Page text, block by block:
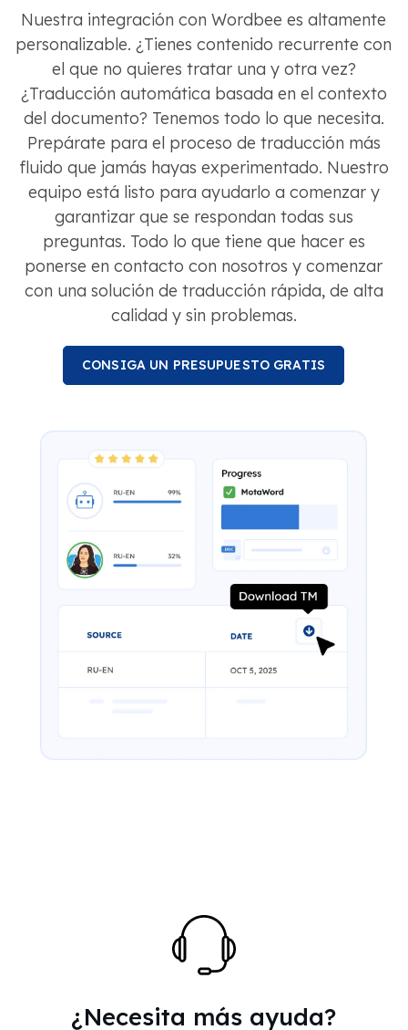
Nuestra integración con Wordbee es altamente
personalizable. ¿Tienes contenido recurrente con
el que no quieres tratar una y otra vez?
¿Traducción automática basada en el contexto
del documento? Tenemos todo lo que necesita.
Prepárate para el proceso de traducción más
fluido que jamás hayas experimentado. Nuestro
equipo está listo para ayudarlo a comenzar y
garantizar que se respondan todas sus
preguntas. Todo lo que tiene que hacer es
ponerse en contacto con nosotros y comenzar
con una solución de traducción rápida, de alta
calidad y sin problemas.
CONSIGA UN PRESUPUESTO GRATIS
¿Necesita más ayuda?